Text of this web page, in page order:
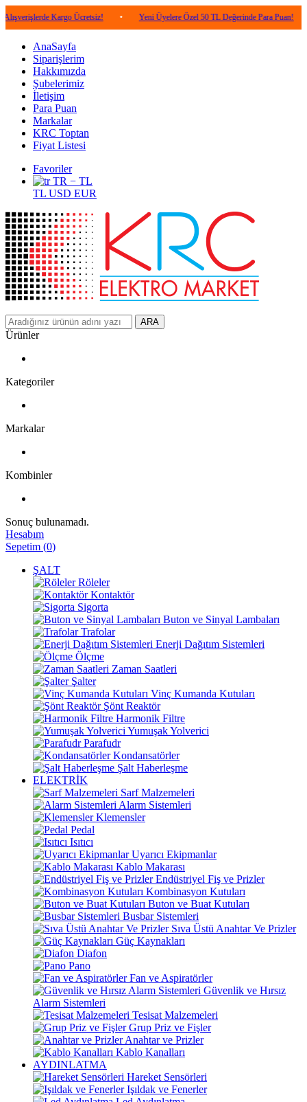
Kargo Ücretsiz! • Yeni Üyelere Özel 50 TL Değerinde Para Puan! •
AnaSayfa
Siparişlerim
Hakkımızda
Şubelerimiz
İletişim
Para Puan
Markalar
KRC Toptan
Fiyat Listesi
Favoriler
TR − TL
TL USD EUR
ARA
Ürünler
Kategoriler
Markalar
Kombinler
Sonuç bulunamadı.
Hesabım
Sepetim (0)
ŞALT
Röleler
Kontaktör
Sigorta
Buton ve Sinyal Lambaları
Trafolar
Enerji Dağıtım Sistemleri
Ölçme
Zaman Saatleri
Şalter
Vinç Kumanda Kutuları
Şönt Reaktör
Harmonik Filtre
Yumuşak Yolverici
Parafudr
Kondansatörler
Şalt Haberleşme
ELEKTRİK
Sarf Malzemeleri
Alarm Sistemleri
Klemensler
Pedal
Isıtıcı
Uyarıcı Ekipmanlar
Kablo Makarası
Endüstriyel Fiş ve Prizler
Kombinasyon Kutuları
Buton ve Buat Kutuları
Busbar Sistemleri
Sıva Üstü Anahtar Ve Prizler
Güç Kaynakları
Diafon
Pano
Fan ve Aspiratörler
Güvenlik ve Hırsız
Alarm Sistemleri
Tesisat Malzemeleri
Grup Priz ve Fişler
Anahtar ve Prizler
Kablo Kanalları
AYDINLATMA
Hareket Sensörleri
Işıldak ve Fenerler